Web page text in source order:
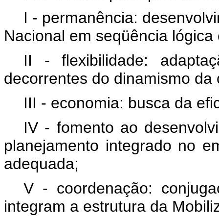
I - permanência:
Nacional em seqüência lógica
II - flexibilidade:
decorrentes do dinamismo da
III - economia: busca da
IV - fomento ao
planejamento integrado no
adequada;
V - coordenação:
integram a estrutura da